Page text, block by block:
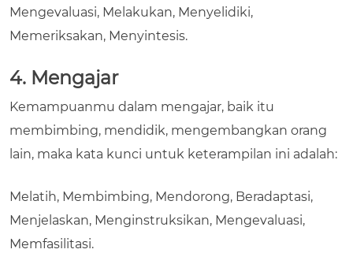
Mengevaluasi, Melakukan, Menyelidiki,
Memeriksakan, Menyintesis.
4. Mengajar
Kemampuanmu dalam mengajar, baik itu
membimbing, mendidik, mengembangkan orang
lain, maka kata kunci untuk keterampilan ini adalah:
Melatih, Membimbing, Mendorong, Beradaptasi,
Menjelaskan, Menginstruksikan, Mengevaluasi,
Memfasilitasi.